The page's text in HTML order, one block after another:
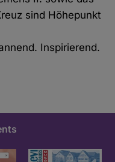
sind Höhepunkt
Inspirierend.